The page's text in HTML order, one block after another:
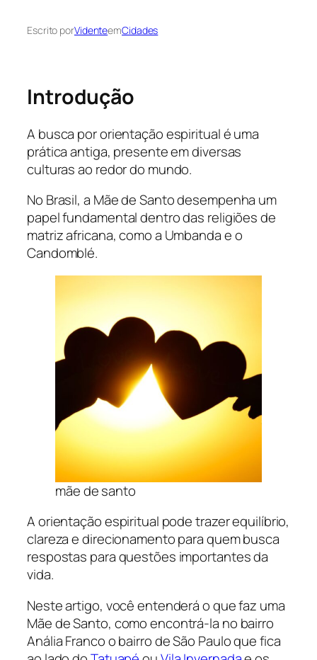
Escrito porVidenteemCidades
Introdução
A busca por orientação espiritual é uma
prática antiga, presente em diversas
culturas ao redor do mundo.
No Brasil, a Mãe de Santo desempenha um
papel fundamental dentro das religiões de
matriz africana, como a Umbanda e o
Candomblé.
mãe de santo
A orientação espiritual pode trazer equilíbrio,
clareza e direcionamento para quem busca
respostas para questões importantes da
vida.
Neste artigo, você entenderá o que faz uma
Mãe de Santo, como encontrá-la no bairro
Anália Franco o bairro de São Paulo que fica